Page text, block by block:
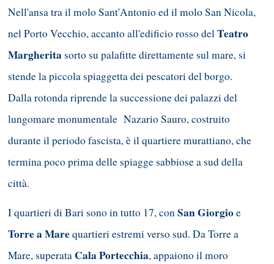
Nell'ansa tra il molo Sant'Antonio ed il molo San Nicola,
nel Porto Vecchio, accanto all'edificio rosso del Teatro
Margheritasorto su palafitte direttamente sul mare, si
stende la piccola spiaggetta dei pescatori del borgo.
Dalla rotonda riprende la successione dei palazzi del
lungomare monumentale Nazario Sauro, costruito
durante il periodo fascista, è il quartiere murattiano, che
termina poco prima delle spiagge sabbiose a sud della
città.
I quartieri di Bari sono in tutto 17, conSan Giorgioe
Torre a Marequartieri estremi verso sud. Da Torre a
Mare, superata Cala Portecchia, appaiono il moro